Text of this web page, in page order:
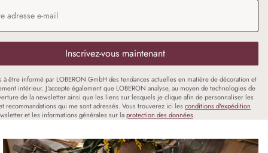
e-mail*
Inscrivez-vous maintenant
à être informé par LOBERON GmbH des tendances actuelles en matière de décoration et
intérieur. J'accepte également que LOBERON analyse, au moyen de technologies de
de la newsletter ainsi que les liens sur lesquels je clique afin de personnaliser les
recommandations qui me sont adressés. Vous trouverez ici les conditions d'expédition
et les informations générales sur laprotection des données.